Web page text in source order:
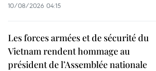
10/08/2026 04:15
Les forces armées et de sécurité du
Vietnam rendent hommage au
président de l’Assemblée nationale